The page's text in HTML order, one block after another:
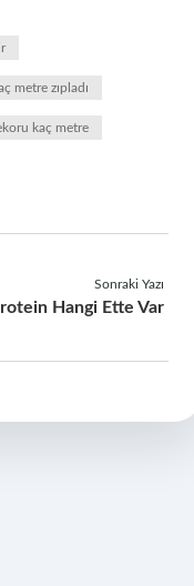
metre zıpladı
kaç metre
Sonraki Yazı
Hangi Ette Var